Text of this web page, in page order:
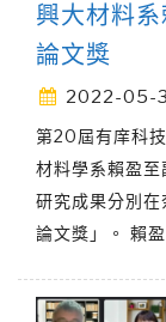
興大材料
論文獎
2022-05-
第20屆有庠科
材料學系賴盈
研究成果分別
論文獎」。 賴